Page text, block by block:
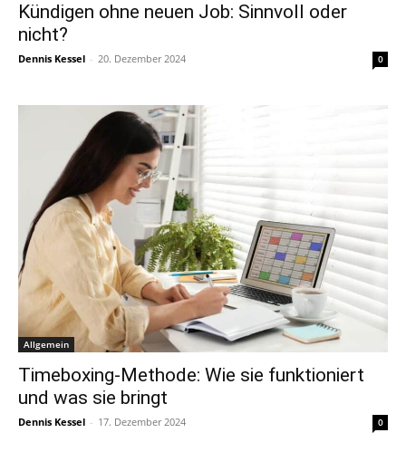
Kündigen ohne neuen Job: Sinnvoll oder
nicht?
Dennis Kessel - 20. Dezember 2024 0
Allgemein
Timeboxing-Methode: Wie sie funktioniert
und was sie bringt
Dennis Kessel - 17. Dezember 2024 0